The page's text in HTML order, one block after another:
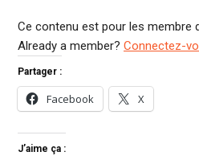
Ce contenu est pour les membre
Already a member? Connectez-
Partager :
Facebook X
J’aime ça :